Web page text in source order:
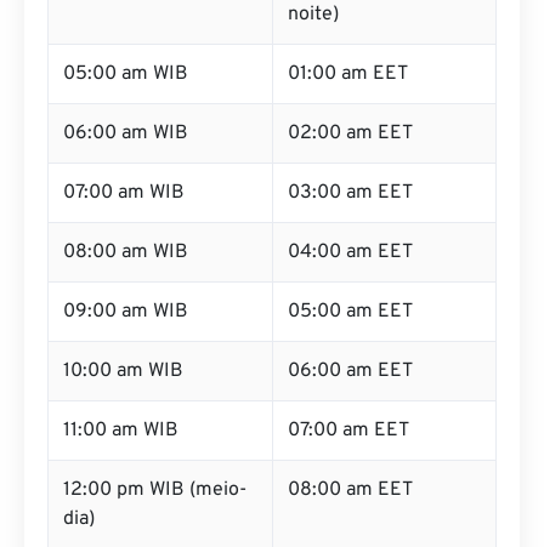
noite)
05:00 am WIB 01:00 am EET
06:00 am WIB 02:00 am EET
07:00 am WIB 03:00 am EET
08:00 am WIB 04:00 am EET
09:00 am WIB 05:00 am EET
10:00 am WIB 06:00 am EET
11:00 am WIB 07:00 am EET
12:00 pm WIB (meio-
dia)
08:00 am EET